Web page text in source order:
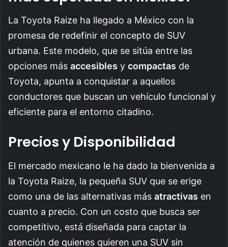
La Toyota Raize ha llegado a México con la
promesa de redefinir el concepto de SUV
urbana. Este modelo, que se sitúa entre las
opciones más accesibles y compactas de
Toyota, apunta a conquistar a aquellos
conductores que buscan un vehículo funcional y
eficiente para el entorno citadino.
Precios y Disponibilidad
El mercado mexicano le ha dado la bienvenida a
la Toyota Raize, la pequeña SUV que se erige
como una de las alternativas más atractivas en
cuanto a precio. Con un costo que busca ser
competitivo, está diseñada para captar la
atención de quienes quieren una SUV sin